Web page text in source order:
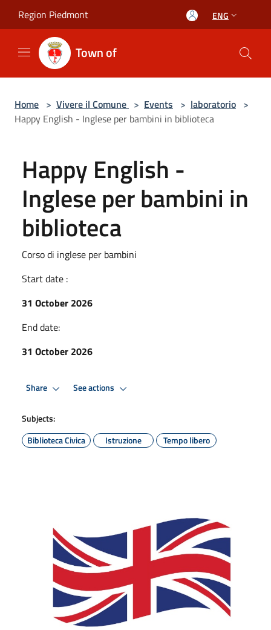
Region Piedmont ENG
Town of
Home > Vivere il Comune > Events > laboratorio >
Happy English - Inglese per bambini in biblioteca
Happy English -
Inglese per bambini in
biblioteca
Corso di inglese per bambini
Start date :
31 October 2026
End date:
31 October 2026
Share See actions
Subjects:
Biblioteca Civica
Istruzione Tempo libero